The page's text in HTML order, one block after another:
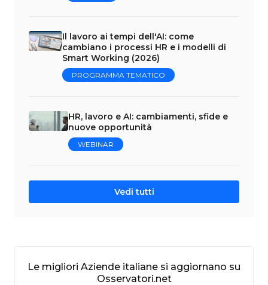
Il lavoro ai tempi dell'AI: come
cambiano i processi HR e i modelli di
Smart Working (2026)
PROGRAMMA TEMATICO
HR, lavoro e AI: cambiamenti, sfide e
nuove opportunità
WEBINAR
Vedi tutti
Le migliori Aziende italiane si aggiornano su
Osservatori.net